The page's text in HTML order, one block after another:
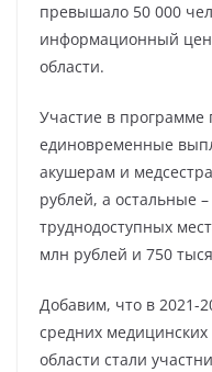
превышало 50 000
информационный
области.
Участие в программе
единовременные
акушерам и
рублей, а остальные
труднодоступных
млн рублей и 750
Добавим, что в 2021-
средних
области стали